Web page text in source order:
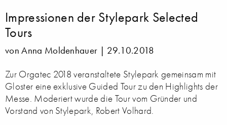
Impressionen der Stylepark Selected
Tours
von Anna Moldenhauer | 29.10.2018
Zur Orgatec 2018 veranstaltete Stylepark gemeinsam mit
Gloster eine exklusive Guided Tour zu den Highlights der
Messe. Moderiert wurde die Tour vom Gründer und
Vorstand von Stylepark, Robert Volhard.